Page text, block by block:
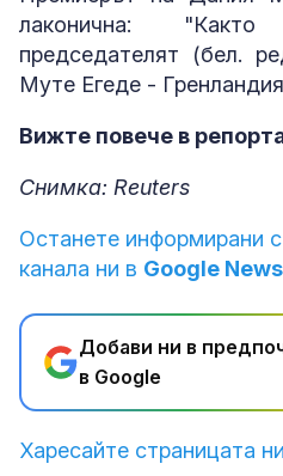
лаконична:
председателят (бел.
Муте Егеде -
Вижте повече в
Снимка: Reuters
Останете информирани
канала ни в Google
Добави ни в
в Google
Харесайте страницата